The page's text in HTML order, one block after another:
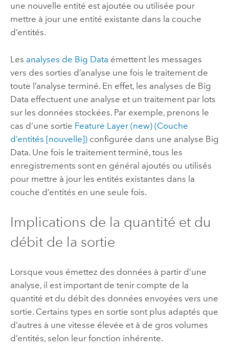
une nouvelle entité est ajoutée ou utilisée pour
mettre à jour une entité existante dans la couche
d’entités.
Les analyses de Big Data émettent les messages
vers des sorties d’analyse une fois le traitement de
toute l’analyse terminé. En effet, les analyses de Big
Data effectuent une analyse et un traitement par lots
sur les données stockées. Par exemple, prenons le
cas d’une sortie Feature Layer (new) (Couche
d’entités [nouvelle])configurée dans une analyse Big
Data. Une fois le traitement terminé, tous les
enregistrements sont en général ajoutés ou utilisés
pour mettre à jour les entités existantes dans la
couche d’entités en une seule fois.
Implications de la quantité et du
débit de la sortie
Lorsque vous émettez des données à partir d’une
analyse, il est important de tenir compte de la
quantité et du débit des données envoyées vers une
sortie. Certains types en sortie sont plus adaptés que
d’autres à une vitesse élevée et à de gros volumes
d’entités, selon leur fonction inhérente.